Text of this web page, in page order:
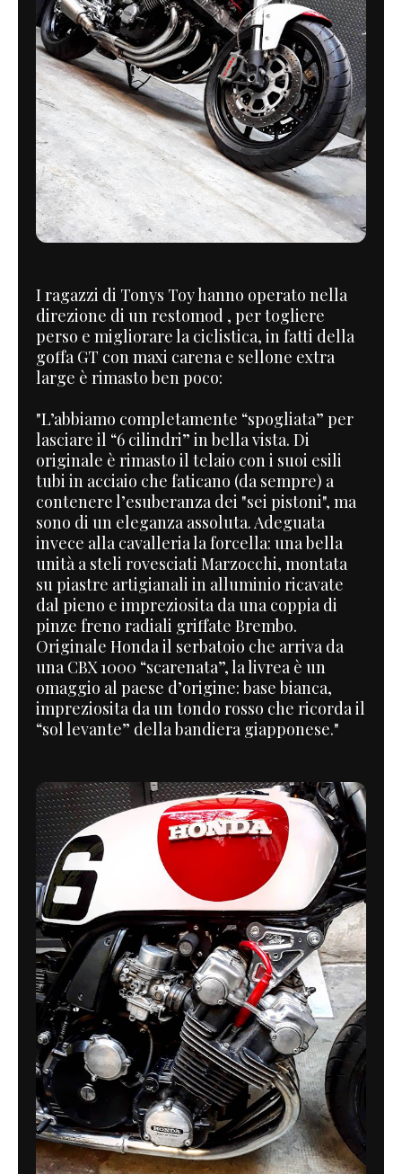
I ragazzi di Tonys Toy hanno operato nella
direzione di un restomod , per togliere
perso e migliorare la ciclistica, in fatti della
goffa GT con maxi carena e sellone extra
large è rimasto ben poco:
"L’abbiamo completamente “spogliata” per
lasciare il “6 cilindri” in bella vista. Di
originale è rimasto il telaio con i suoi esili
tubi in acciaio che faticano (da sempre) a
contenere l’esuberanza dei "sei pistoni", ma
sono di un eleganza assoluta. Adeguata
invece alla cavalleria la forcella: una bella
unità a steli rovesciati Marzocchi, montata
su piastre artigianali in alluminio ricavate
dal pieno e impreziosita da una coppia di
pinze freno radiali griffate Brembo.
Originale Honda il serbatoio che arriva da
una CBX 1000 “scarenata”, la livrea è un
omaggio al paese d’origine: base bianca,
impreziosita da un tondo rosso che ricorda il
“sol levante” della bandiera giapponese."